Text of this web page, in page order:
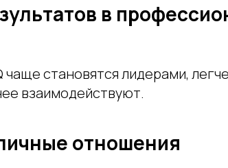
в
чаще становятся лидерами,
взаимодействуют.
отношения